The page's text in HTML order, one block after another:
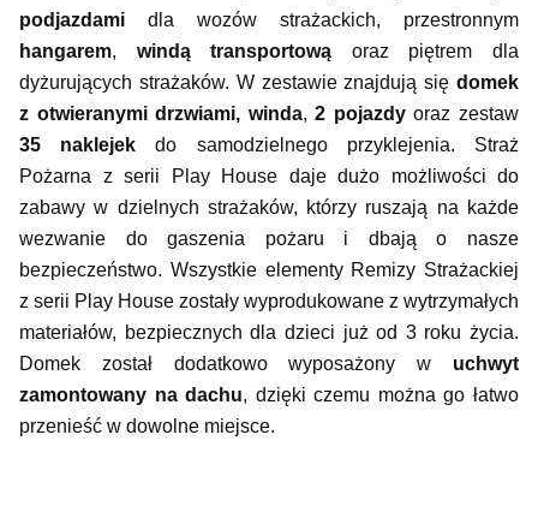
podjazdami dla wozów strażackich, przestronnym
hangarem, windą transportową oraz piętrem dla
dyżurujących strażaków. W zestawie znajdują się domek
z otwieranymi drzwiami, winda,2 pojazdyoraz zestaw
35 naklejekdo samodzielnego przyklejenia. Straż
Pożarna z serii Play House daje dużo możliwości do
zabawy w dzielnych strażaków, którzy ruszają na każde
wezwanie do gaszenia pożaru i dbają o nasze
bezpieczeństwo. Wszystkie elementy Remizy Strażackiej
z serii Play House zostały wyprodukowane z wytrzymałych
materiałów, bezpiecznych dla dzieci już od 3 roku życia.
Domek został dodatkowo wyposażony w uchwyt
zamontowany na dachu, dzięki czemu można go łatwo
przenieść w dowolne miejsce.